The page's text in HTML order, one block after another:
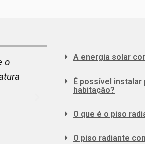
da
A instalação do
pontuais e com
A energia solar
É possível
habitação?
O que é o piso
O piso radiante